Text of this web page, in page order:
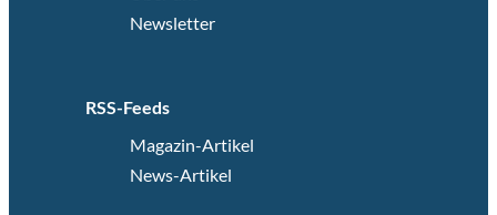
Newsletter
RSS-Feeds
Magazin-Artikel
News-Artikel